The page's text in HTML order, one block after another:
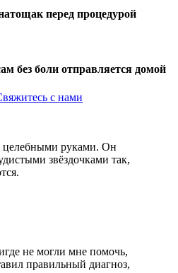
перед процедурой
без боли отправляется домой
с нами
целебными руками. Он
звёздочками так,
не могли мне помочь,
правильный диагноз,